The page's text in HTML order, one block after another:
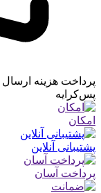
پرداخت هزینه ارسال
پس‌کرایه
امکان
پشتیبانی آنلاین
پرداخت آسان